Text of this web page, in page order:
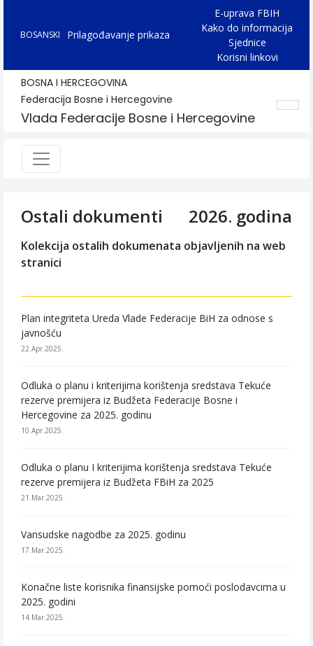
BOSANSKI Prilagođavanje prikaza
E-uprava FBIH
Kako do informacija
Sjednice
Korisni linkovi
BOSNA I HERCEGOVINA
Federacija Bosne i Hercegovine
Vlada Federacije Bosne i Hercegovine
Ostali dokumenti 2026. godina
Kolekcija ostalih dokumenata objavljenih na web
stranici
Plan integriteta Ureda Vlade Federacije BiH za odnose s
javnošću
22.Apr.2025.
Odluka o planu i kriterijima korištenja sredstava Tekuće
rezerve premijera iz Budžeta Federacije Bosne i
Hercegovine za 2025. godinu
10.Apr.2025.
Odluka o planu I kriterijima korištenja sredstava Tekuće
rezerve premijera iz Budžeta FBiH za 2025
21.Mar.2025.
Vansudske nagodbe za 2025. godinu
17.Mar.2025.
Konačne liste korisnika finansijske pomoći poslodavcima u
2025. godini
14.Mar.2025.